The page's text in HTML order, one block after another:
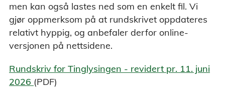
men kan også lastes ned som en enkelt fil. Vi
gjør oppmerksom på at rundskrivet oppdateres
relativt hyppig, og anbefaler derfor online-
versjonen på nettsidene.
Rundskriv for Tinglysingen - revidert pr. 11. juni
2026 (PDF)